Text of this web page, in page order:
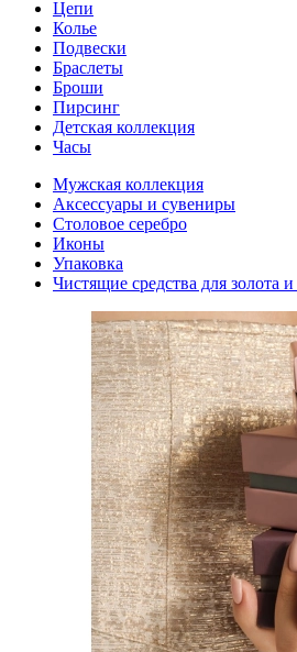
Цепи
Колье
Подвески
Браслеты
Броши
Пирсинг
Детская коллекция
Часы
Мужская коллекция
Аксессуары и сувениры
Столовое серебро
Иконы
Упаковка
Чистящие средства для золота и